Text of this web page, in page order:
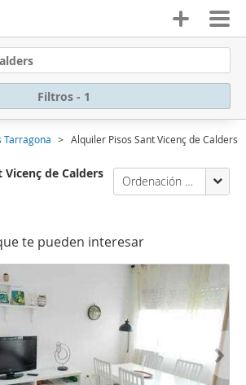
Filtros - 1
Tarragona Alquiler Pisos Sant Vicenç de Calders
de Calders
Ordenación Enalquiler
te pueden interesar